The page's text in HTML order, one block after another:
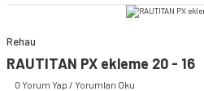
Rehau
RAUTITAN PX ekleme 20 - 16
0 Yorum Yap / Yorumları Oku